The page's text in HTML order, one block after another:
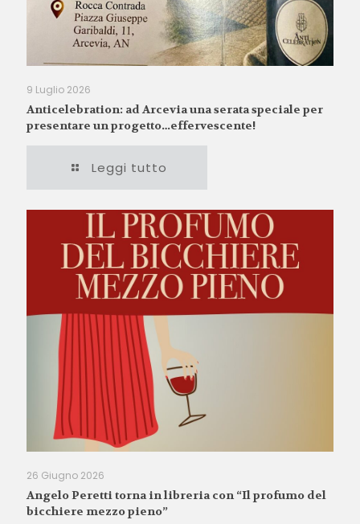
9 Luglio 2026
Anticelebration: ad Arcevia una serata speciale per
presentare un progetto…effervescente!
Leggi tutto
26 Giugno 2026
Angelo Peretti torna in libreria con “Il profumo del
bicchiere mezzo pieno”